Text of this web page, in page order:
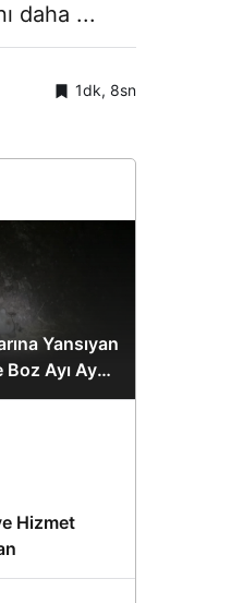
daha ...
1dk, 8sn
Yansıyan
Ayı Aynı
Hizmet